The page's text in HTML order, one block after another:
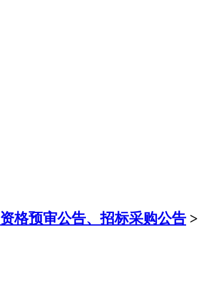
资格预审公告、招标采购公告 >